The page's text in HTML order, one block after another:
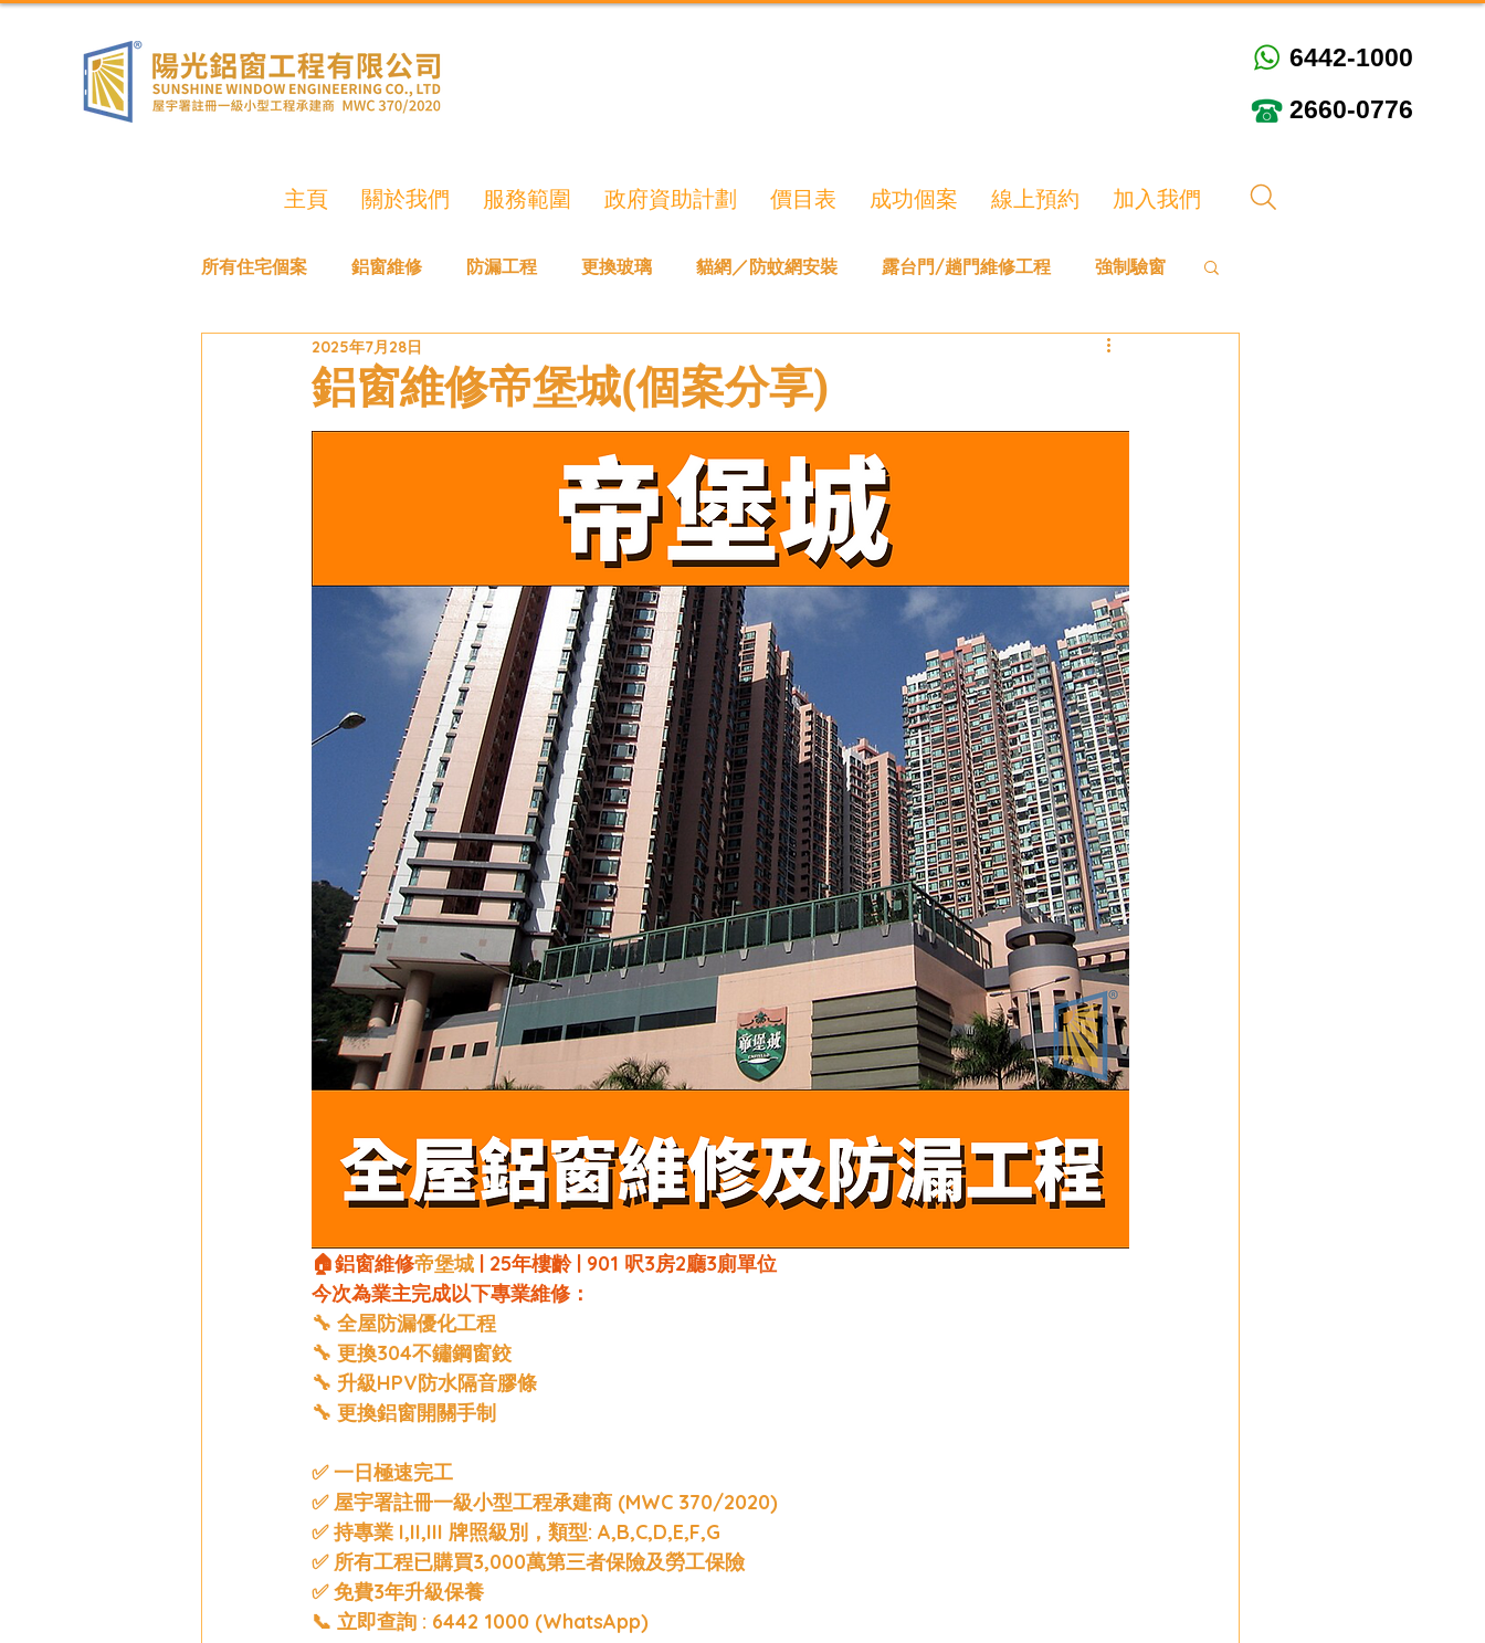
6442-1000
6442-1000
2660-0776
2660-0776
主頁 關於我們 服務範圍 政府資助計劃 價目表 成功個案 線上預約 加入我們
所有住宅個案 鋁窗維修 防漏工程 更換玻璃 貓網／防蚊網安裝 露台門/趟門維修工程 強制驗窗
鋁窗維修帝堡城(個案分享)
2025年7月28日
🏠鋁窗維修帝堡城 | 25年樓齡 | 901 呎3房2廳3廁單位
今次為業主完成以下專業維修：
🔧 全屋防漏優化工程
🔧 更換304不鏽鋼窗鉸
🔧 升級HPV防水隔音膠條
🔧 更換鋁窗開關手制
✅ 一日極速完工
✅ 屋宇署註冊一級小型工程承建商 (MWC 370/2020)
✅ 持專業 I,II,III 牌照級別，類型: A,B,C,D,E,F,G
✅ 所有工程已購買3,000萬第三者保險及勞工保險
✅ 免費3年升級保養
📞 立即查詢 : 6442 1000 (WhatsApp)